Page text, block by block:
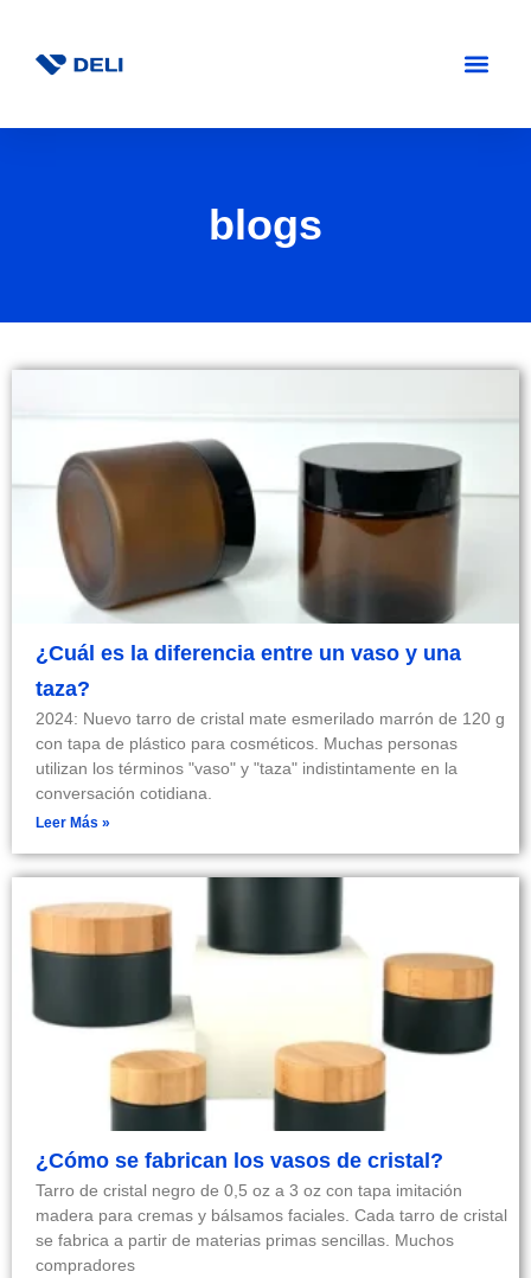
blogs
¿Cuál es la diferencia entre un vaso y una
taza?
2024: Nuevo tarro de cristal mate esmerilado marrón de 120 g
con tapa de plástico para cosméticos. Muchas personas
utilizan los términos "vaso" y "taza" indistintamente en la
conversación cotidiana.
Leer Más »
¿Cómo se fabrican los vasos de cristal?
Tarro de cristal negro de 0,5 oz a 3 oz con tapa imitación
madera para cremas y bálsamos faciales. Cada tarro de cristal
se fabrica a partir de materias primas sencillas. Muchos
compradores